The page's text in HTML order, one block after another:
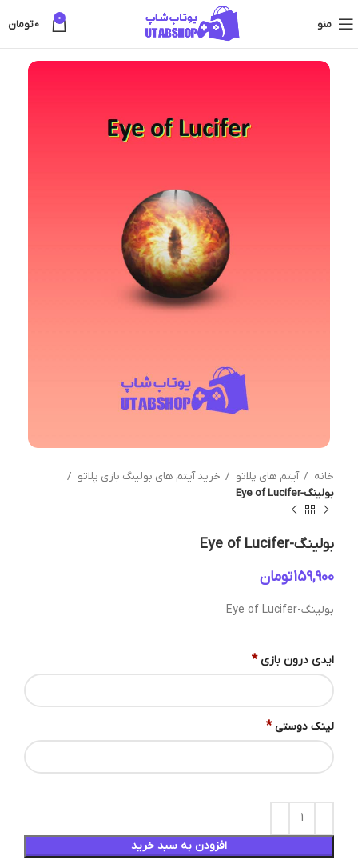
منو 0
0تومان
خانه آیتم های پلاتو
خرید آیتم های بولینگ بازی پلاتو
بولینگ-Eye of Lucifer
بولینگ-Eye of Lucifer
تومان
بولینگ-Eye of Lucifer
ایدی درون بازی *
لینک دوستی *
افزودن به سبد خرید